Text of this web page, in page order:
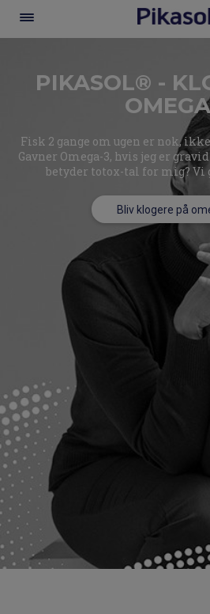
PIKASOL® -
Fisk 2 gange om ugen er nok,
Gavner Omega-3, hvis jeg er
betyder totox-tal for mig? Vi
Bliv klogere på